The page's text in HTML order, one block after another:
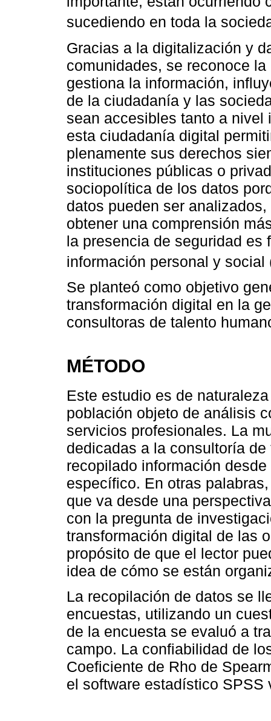
sucediendo en toda la
Gracias a la digitalización y
comunidades, se reconoce
gestiona la información,
de la ciudadanía y las
sean accesibles tanto a
esta ciudadanía digital
plenamente sus derechos
instituciones públicas o
sociopolítica de los datos
datos pueden ser
obtener una comprensión
la presencia de seguridad es
información personal y social
Se planteó como objetivo
transformación digital en la
consultoras de talento
MÉTODO
Este estudio es de
población objeto de análisis
servicios profesionales. La
dedicadas a la consultoría
recopilado información
específico. En otras
que va desde una
con la pregunta de
transformación digital de las
propósito de que el lector
idea de cómo se están
La recopilación de datos se
encuestas, utilizando un
de la encuesta se evaluó a
campo. La confiabilidad de
Coeficiente de Rho de
el software estadístico SPSS